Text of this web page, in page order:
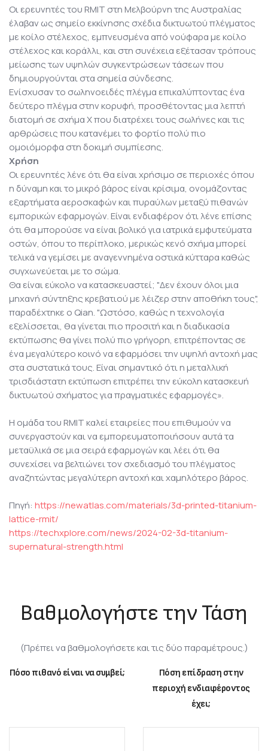
Οι ερευνητές του RMIT στη Μελβούρνη της Αυστραλίας
έλαβαν ως σημείο εκκίνησης σχέδια δικτυωτού πλέγματος
με κοίλο στέλεχος, εμπνευσμένα από νούφαρα με κοίλο
στέλεχος και κοράλλι, και στη συνέχεια εξέτασαν τρόπους
μείωσης των υψηλών συγκεντρώσεων τάσεων που
δημιουργούνται στα σημεία σύνδεσης.
Ενίσχυσαν το σωληνοειδές πλέγμα επικαλύπτοντας ένα
δεύτερο πλέγμα στην κορυφή, προσθέτοντας μια λεπτή
διατομή σε σχήμα Χ που διατρέχει τους σωλήνες και τις
αρθρώσεις που κατανέμει το φορτίο πολύ πιο
ομοιόμορφα στη δοκιμή συμπίεσης.
Χρήση
Οι ερευνητές λένε ότι θα είναι χρήσιμο σε περιοχές όπου
η δύναμη και το μικρό βάρος είναι κρίσιμα, ονομάζοντας
εξαρτήματα αεροσκαφών και πυραύλων μεταξύ πιθανών
εμπορικών εφαρμογών. Είναι ενδιαφέρον ότι λένε επίσης
ότι θα μπορούσε να είναι βολικό για ιατρικά εμφυτεύματα
οστών, όπου το περίπλοκο, μερικώς κενό σχήμα μπορεί
τελικά να γεμίσει με αναγεννημένα οστικά κύτταρα καθώς
συγχωνεύεται με το σώμα.
Θα είναι εύκολο να κατασκευαστεί; "Δεν έχουν όλοι μια
μηχανή σύντηξης κρεβατιού με λέιζερ στην αποθήκη τους",
παραδέχτηκε ο Qian. "Ωστόσο, καθώς η τεχνολογία
εξελίσσεται, θα γίνεται πιο προσιτή και η διαδικασία
εκτύπωσης θα γίνει πολύ πιο γρήγορη, επιτρέποντας σε
ένα μεγαλύτερο κοινό να εφαρμόσει την υψηλή αντοχή μας
στα συστατικά τους. Είναι σημαντικό ότι η μεταλλική
τρισδιάστατη εκτύπωση επιτρέπει την εύκολη κατασκευή
δικτυωτού σχήματος για πραγματικές εφαρμογές».
Η ομάδα του RMIT καλεί εταιρείες που επιθυμούν να
συνεργαστούν και να εμπορευματοποιήσουν αυτά τα
μεταϋλικά σε μια σειρά εφαρμογών και λέει ότι θα
συνεχίσει να βελτιώνει τον σχεδιασμό του πλέγματος
αναζητώντας μεγαλύτερη αντοχή και χαμηλότερο βάρος.
Πηγή: https://newatlas.com/materials/3d-printed-titanium-
lattice-rmit/
https://techxplore.com/news/2024-02-3d-titanium-
supernatural-strength.html
Βαθμολογήστε την Τάση
(Πρέπει να βαθμολογήσετε και τις δύο παραμέτρους.)
Πόσο πιθανό είναι να συμβεί;
Πόση επίδραση στην
περιοχή ενδιαφέροντος
έχει;